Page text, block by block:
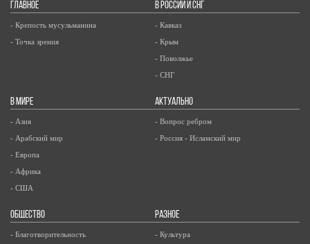
ГЛАВНОЕ
- Крепость мусульманина
- Точка зрения
В РОССИИ И СНГ
- Кавказ
- Крым
- Поволжье
- СНГ
В МИРЕ
- Азия
- Арабский мир
- Европа
- Африка
- США
АКТУАЛЬНО
- Вопрос ребром
- Россия - Исламский мир
ОБЩЕСТВО
- Благотворительность
РАЗНОЕ
- Культура